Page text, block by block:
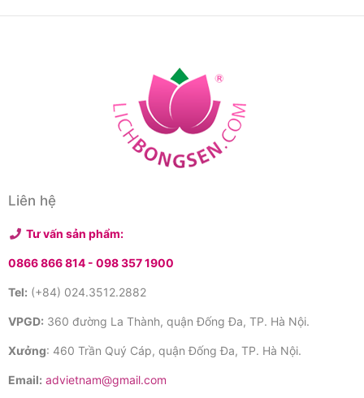
Liên hệ
Tư vấn sản phẩm:
0866 866 814 - 098 357 1900
Tel: (+84) 024.3512.2882
VPGD: 360 đường La Thành, quận Đống Đa, TP. Hà Nội.
Xưởng: 460 Trần Quý Cáp, quận Đống Đa, TP. Hà Nội.
Email: advietnam@gmail.com